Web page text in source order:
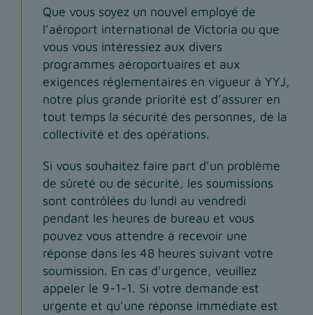
Que vous soyez un nouvel employé de
l’aéroport international de Victoria ou que
vous vous intéressiez aux divers
programmes aéroportuaires et aux
exigences réglementaires en vigueur à YYJ,
notre plus grande priorité est d’assurer en
tout temps la sécurité des personnes, de la
collectivité et des opérations.
Si vous souhaitez faire part d’un problème
de sûreté ou de sécurité, les soumissions
sont contrôlées du lundi au vendredi
pendant les heures de bureau et vous
pouvez vous attendre à recevoir une
réponse dans les 48 heures suivant votre
soumission. En cas d’urgence, veuillez
appeler le 9-1-1. Si votre demande est
urgente et qu’une réponse immédiate est